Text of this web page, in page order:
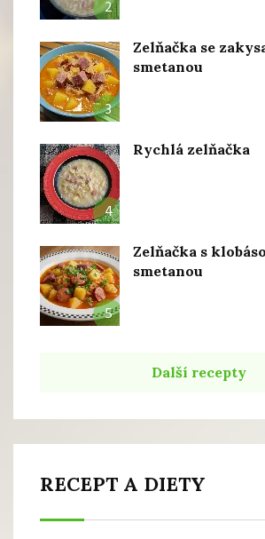
2
3
Zelňačka se
smetanou
4
Rychlá zelňačka
5
Zelňačka s
smetanou
Další recepty
RECEPT A DIETY